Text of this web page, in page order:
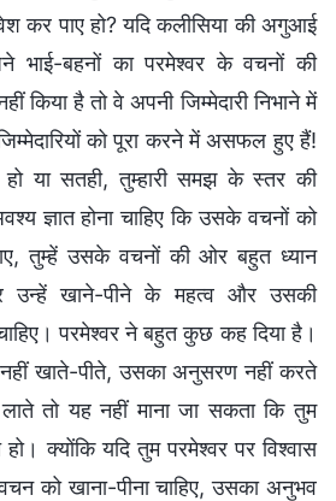
कर पाए हो? यदि कलीसिया की अगुआई
भाई-बहनों का परमेश्वर के वचनों की
किया है तो वे अपनी जिम्मेदारी निभाने में
को पूरा करने में असफल हुए हैं!
हो या सतही, तुम्हारी समझ के स्तर की
ज्ञात होना चाहिए कि उसके वचनों को
तुम्हें उसके वचनों की ओर बहुत ध्यान
उन्हें खाने-पीने के महत्व और उसकी
परमेश्वर ने बहुत कुछ कह दिया है।
खाते-पीते, उसका अनुसरण नहीं करते
तो यह नहीं माना जा सकता कि तुम
क्योंकि यदि तुम परमेश्वर पर विश्वास
को खाना-पीना चाहिए, उसका अनुभव